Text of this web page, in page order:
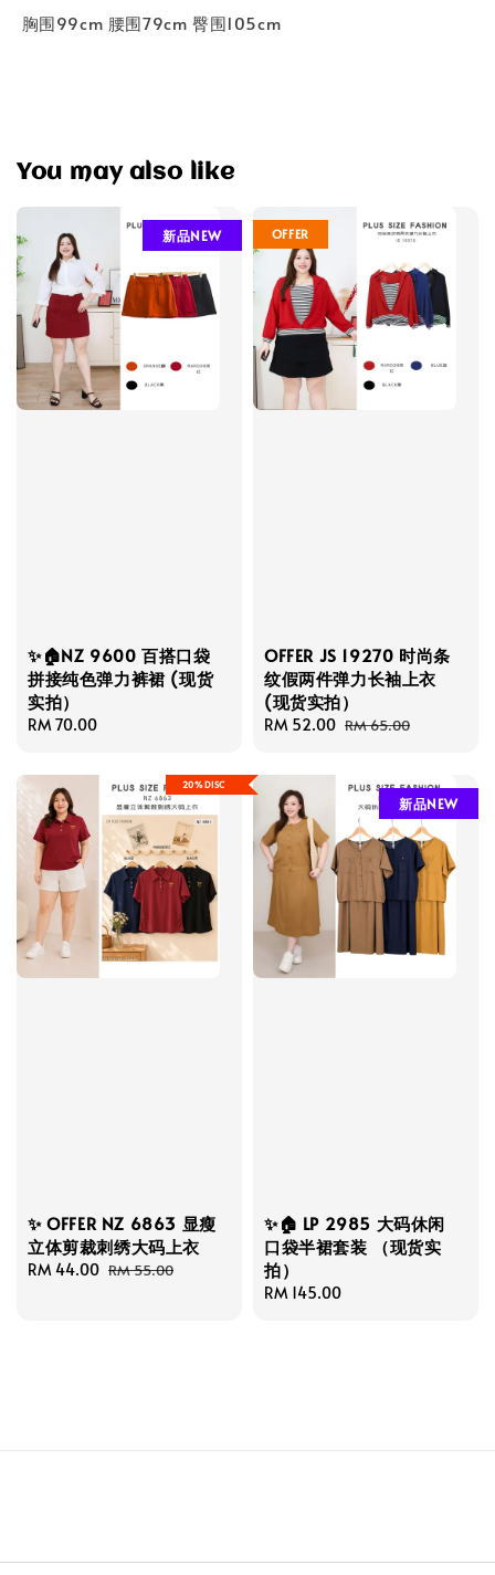
胸围99cm 腰围79cm 臀围105cm
You may also like
新品NEW
✨🏠NZ 9600 百搭口袋
拼接纯色弹力裤裙 (现货
实拍）
Regular
RM 70.00
OFFER
OFFER JS 19270 时尚条
纹假两件弹力长袖上衣
(现货实拍）
Sale
RM 52.00 Regular
RM 65.00
20%DISC
✨ OFFER NZ 6863 显瘦
立体剪裁刺绣大码上衣
Sale
RM 44.00 Regular
RM 55.00
新品NEW
✨🏠 LP 2985 大码休闲
口袋半裙套装 （现货实
拍）
Regular
RM 145.00